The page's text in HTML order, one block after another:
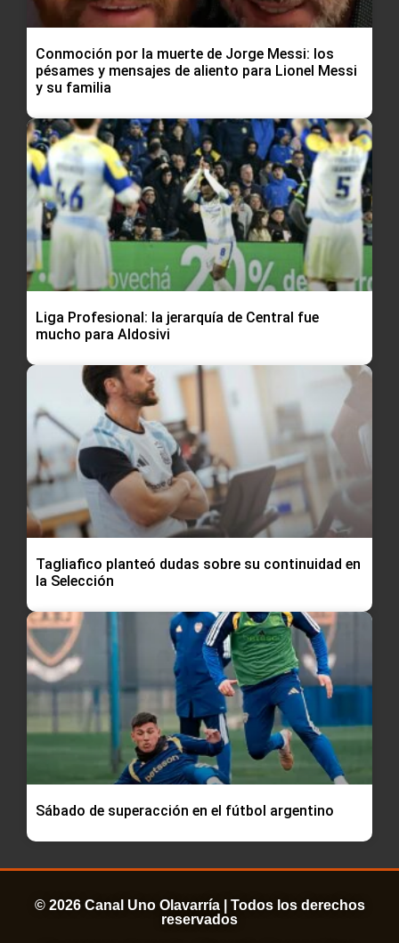
Conmoción por la muerte de Jorge Messi: los
pésames y mensajes de aliento para Lionel Messi
y su familia
Liga Profesional: la jerarquía de Central fue
mucho para Aldosivi
Tagliafico planteó dudas sobre su continuidad en
la Selección
Sábado de superacción en el fútbol argentino
© 2026 Canal Uno Olavarría | Todos los derechos
reservados